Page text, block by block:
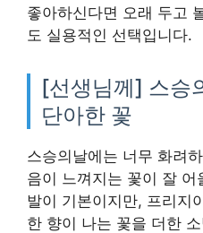
좋아하신다면 오래 두고
도 실용적인 선택입니다.
[선생님께] 스승
단아한 꽃
스승의날에는 너무 화려
음이 느껴지는 꽃이 잘
발이 기본이지만, 프리지
한 향이 나는 꽃을 더한